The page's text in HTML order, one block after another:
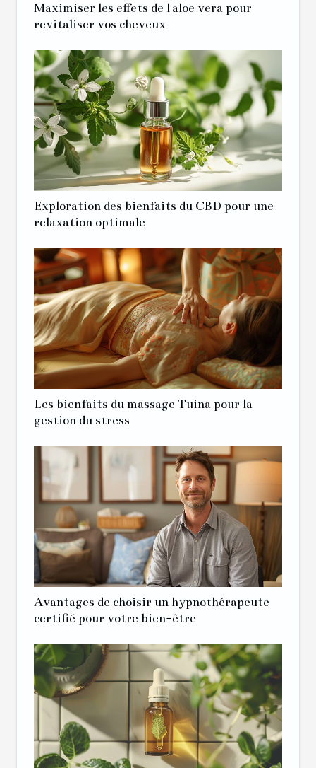
Maximiser les effets de l'aloe vera pour
revitaliser vos cheveux
Exploration des bienfaits du CBD pour une
relaxation optimale
Les bienfaits du massage Tuina pour la
gestion du stress
Avantages de choisir un hypnothérapeute
certifié pour votre bien-être